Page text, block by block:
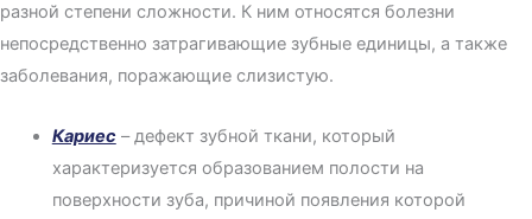
разной степени сложности. К ним относятся болезни
непосредственно затрагивающие зубные единицы, а также
заболевания, поражающие слизистую.
Кариес– дефект зубной ткани, который
характеризуется образованием полости на
поверхности зуба, причиной появления которой